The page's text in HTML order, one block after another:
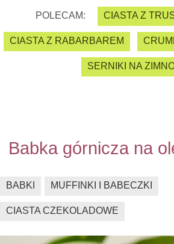
POLECAM: CIASTA Z
CIASTA Z RABARBAREM
SERNIKI NA
Babka górnicza na
BABKI MUFFINKI I BABECZKI
CIASTA CZEKOLADOWE